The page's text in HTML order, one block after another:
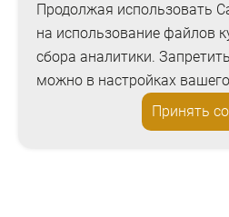
Продолжая использовать
на использование файлов
сбора аналитики.
можно в настройках
Принять